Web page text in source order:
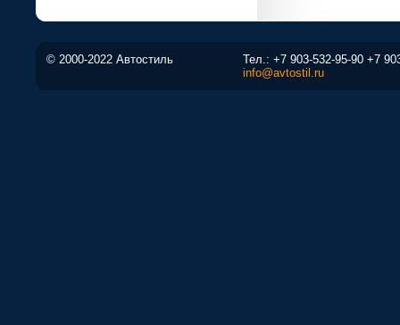
© 2000-2022 Автостиль Тел.: +7 903-532-95-90 +7
info@avtostil.ru